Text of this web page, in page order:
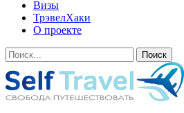
Визы
ТрэвелХаки
О проекте